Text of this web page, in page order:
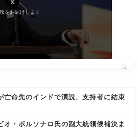
をお届けします
亡命先のインドで演説、支持者に結束
オ・ボルソナロ氏の副大統領候補決ま